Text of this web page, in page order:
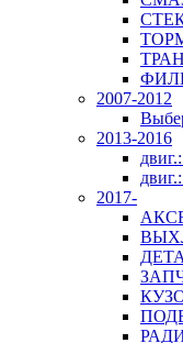
2007-2012
2013-2016
2017-